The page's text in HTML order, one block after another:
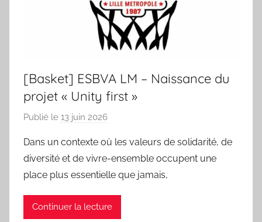
villeneuvois
[Basket] ESBVA LM – Naissance du
projet « Unity first »
Publié le 13 juin 2026
r
S
p
o
r
Dans un contexte où les valeurs de solidarité, de
diversité et de vivre-ensemble occupent une
place plus essentielle que jamais,
Continuer la lecture